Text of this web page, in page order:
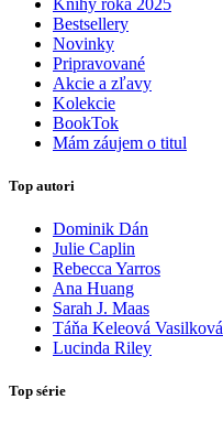
Bestsellery
Novinky
Pripravované
Akcie a zľavy
Kolekcie
BookTok
Mám záujem o titul
Top autori
Dominik Dán
Julie Caplin
Rebecca Yarros
Ana Huang
Sarah J. Maas
Táňa Keleová Vasilková
Lucinda Riley
Top série